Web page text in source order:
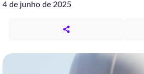
4 de junho de 2025